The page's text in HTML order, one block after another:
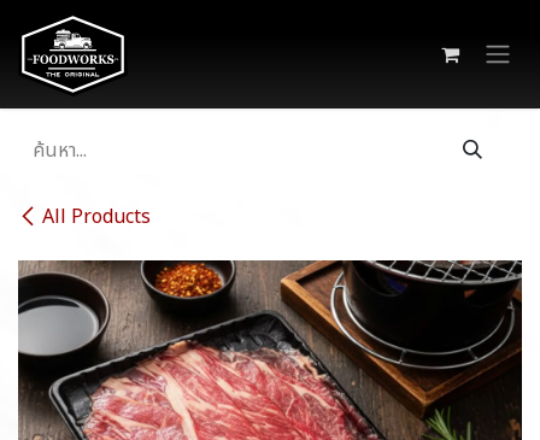
Skip to Content
All Products